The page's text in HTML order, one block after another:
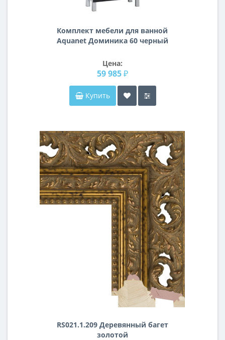
Комплект мебели для ванной
Aquanet Доминика 60 черный
Цена:
59 985 ₽
Купить
RS021.1.209 Деревянный багет
золотой